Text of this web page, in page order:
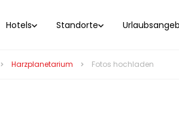
Hotels Standorte
Harzplanetarium Fotos hochladen